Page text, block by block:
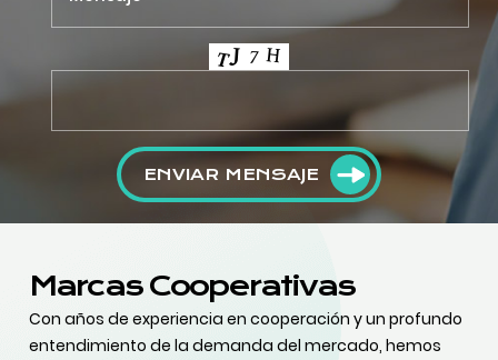
ENVIAR MENSAJE
Marcas Cooperativas
Con años de experiencia en cooperación y un profundo
entendimiento de la demanda del mercado, hemos